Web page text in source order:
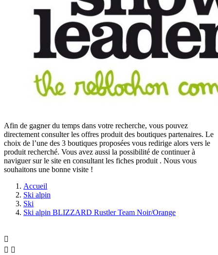
Afin de gagner du temps dans votre recherche, vous pouvez
directement consulter les offres produit des boutiques partenaires. Le
choix de l’une des 3 boutiques proposées vous redirige alors vers le
produit recherché. Vous avez aussi la possibilité de continuer à
naviguer sur le site en consultant les fiches produit . Nous vous
souhaitons une bonne visite !
Accueil
Ski alpin
Ski
Ski alpin BLIZZARD Rustler Team Noir/Orange

 